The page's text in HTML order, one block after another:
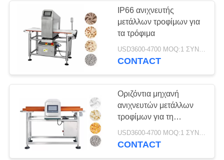
Weigher ελέγχου
μηχανή
19
Μέταλλο που
25
IP66 ανιχνευτής
μετάλλων τροφίμων για
τα τρόφιμα
CONTACT
Οριζόντια μηχανή
ανιχνευτών μετάλλων
τροφίμων για τη
βιομηχανία τροφίμων
USD3600-4700 MOQ:1 ΣΥΝΟΛΟ
CONTACT